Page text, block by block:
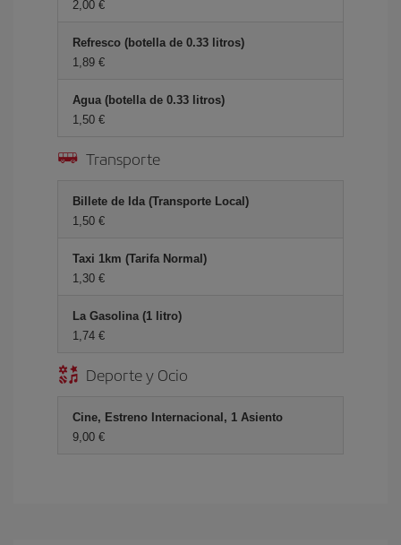
2,00 €
Refresco (botella de 0.33 litros)
1,89 €
Agua (botella de 0.33 litros)
1,50 €
Transporte
Billete de Ida (Transporte Local)
1,50 €
Taxi 1km (Tarifa Normal)
1,30 €
La Gasolina (1 litro)
1,74 €
Deporte y Ocio
Cine, Estreno Internacional, 1 Asiento
9,00 €